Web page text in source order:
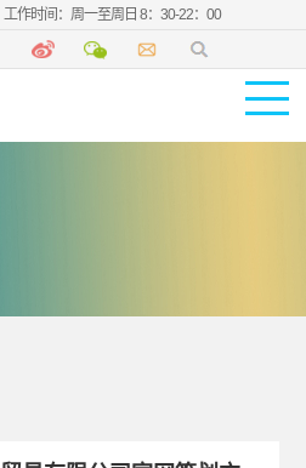
工作时间：周一至周日 8：30-22：00